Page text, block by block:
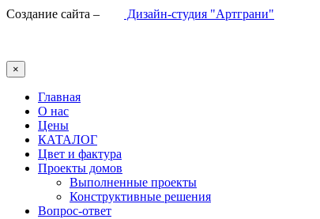
Создание сайта –
Дизайн-студия "Артграни"
×
Главная
О нас
Цены
КАТАЛОГ
Цвет и фактура
Проекты домов
Выполненные проекты
Конструктивные решения
Вопрос-ответ